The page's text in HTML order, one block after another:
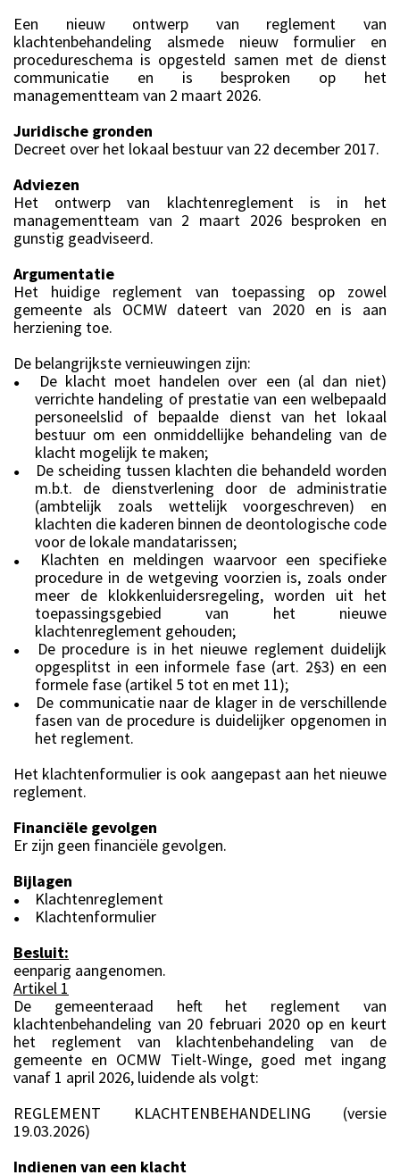
Een nieuw ontwerp van reglement van
klachtenbehandeling alsmede nieuw formulier en
procedureschema is opgesteld samen met de dienst
communicatie en is besproken op het
managementteam van 2 maart 2026.
Juridische gronden
Decreet over het lokaal bestuur van 22 december 2017.
Adviezen
Het ontwerp van klachtenreglement is in het
managementteam van 2 maart 2026 besproken en
gunstig geadviseerd.
Argumentatie
Het huidige reglement van toepassing op zowel
gemeente als OCMW dateert van 2020 en is aan
herziening toe.
De belangrijkste vernieuwingen zijn:
●
De klacht moet handelen over een (al dan niet)
verrichte handeling of prestatie van een welbepaald
personeelslid of bepaalde dienst van het lokaal
bestuur om een onmiddellijke behandeling van de
klacht mogelijk te maken;
●
De scheiding tussen klachten die behandeld worden
m.b.t. de dienstverlening door de administratie
(ambtelijk zoals wettelijk voorgeschreven) en
klachten die kaderen binnen de deontologische code
voor de lokale mandatarissen;
●
Klachten en meldingen waarvoor een specifieke
procedure in de wetgeving voorzien is, zoals onder
meer de klokkenluidersregeling, worden uit het
toepassingsgebied van het nieuwe
klachtenreglement gehouden;
●
De procedure is in het nieuwe reglement duidelijk
opgesplitst in een informele fase (art. 2§3) en een
formele fase (artikel 5 tot en met 11);
●
De communicatie naar de klager in de verschillende
fasen van de procedure is duidelijker opgenomen in
het reglement.
Het klachtenformulier is ook aangepast aan het nieuwe
reglement.
Financiële gevolgen
Er zijn geen financiële gevolgen.
Bijlagen
● Klachtenreglement
●
Klachtenformulier
Besluit:
eenparig aangenomen.
Artikel 1
De gemeenteraad heft het reglement van
klachtenbehandeling van 20 februari 2020 op en keurt
het reglement van klachtenbehandeling van de
gemeente en OCMW Tielt-Winge, goed met ingang
vanaf 1 april 2026, luidende als volgt:
REGLEMENT KLACHTENBEHANDELING (versie
19.03.2026)
Indienen van een klacht